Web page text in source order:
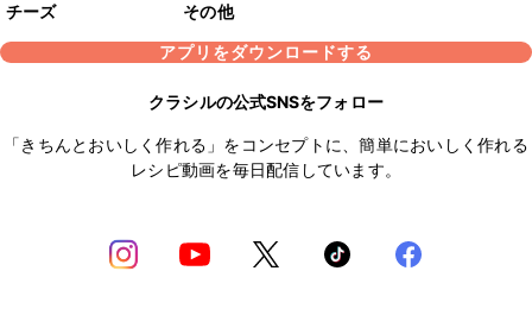
チーズ
その他
アプリをダウンロードする
クラシルの公式SNSをフォロー
「きちんとおいしく作れる」をコンセプトに、簡単においしく作れる
レシピ動画を毎日配信しています。